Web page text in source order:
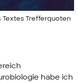
Trefferquoten
habe ich